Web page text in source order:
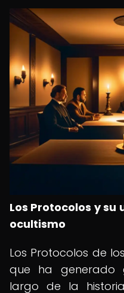
Los Protocolos y su
ocultismo
Los Protocolos de
que ha generado
largo de la